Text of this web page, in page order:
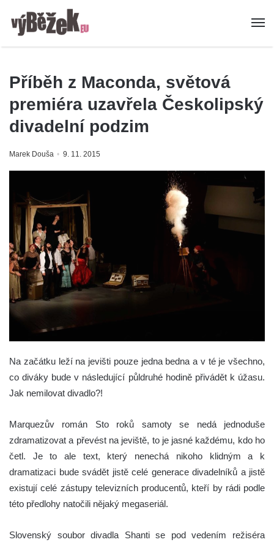
Příběh z Maconda, světová
premiéra uzavřela Českolipský
divadelní podzim
Marek Douša 9. 11. 2015
Na začátku leží na jevišti pouze jedna bedna a v té je všechno,
co diváky bude v následující půldruhé hodině přivádět k úžasu.
Jak nemilovat divadlo?!
Marquezův román Sto roků samoty se nedá jednoduše
zdramatizovat a převést na jeviště, to je jasné každému, kdo ho
četl. Je to ale text, který nenechá nikoho klidným a k
dramatizaci bude svádět jistě celé generace divadelníků a jistě
existují celé zástupy televizních producentů, kteří by rádi podle
této předlohy natočili nějaký megaseriál.
Slovenský soubor divadla Shanti se pod vedením režiséra